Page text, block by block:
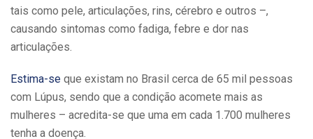
tais como pele, articulações, rins, cérebro e outros –,
causando sintomas como fadiga, febre e dor nas
articulações.
Estima-se que existam no Brasil cerca de 65 mil pessoas
com Lúpus, sendo que a condição acomete mais as
mulheres – acredita-se que uma em cada 1.700 mulheres
tenha a doença.